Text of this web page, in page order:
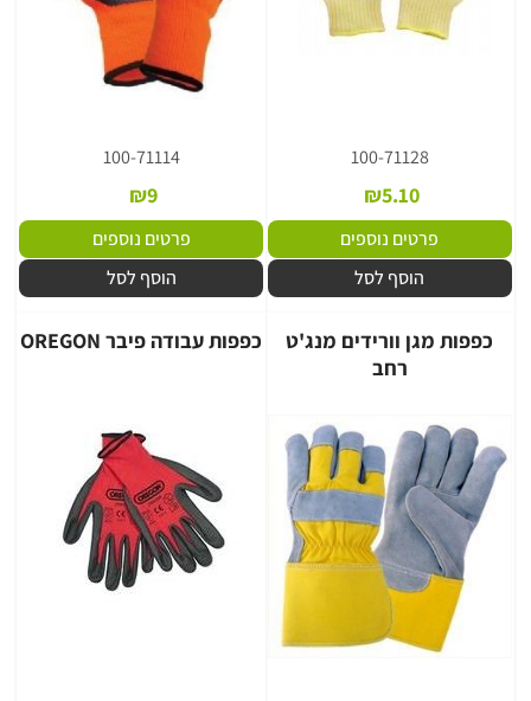
100-71128
₪5.10
פרטים נוספים
הוסף לסל
100-71114
₪9
פרטים נוספים
הוסף לסל
כפפות מגן וורידים מנג'ט
רחב
כפפות עבודה פיבר OREGON